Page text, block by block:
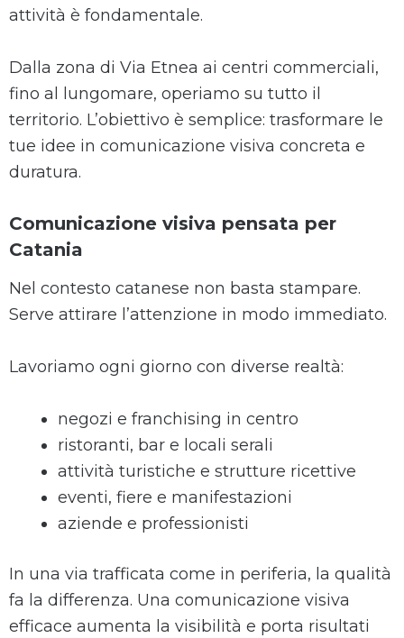
attività è fondamentale.
Dalla zona di Via Etnea ai centri commerciali,
fino al lungomare, operiamo su tutto il
territorio. L’obiettivo è semplice: trasformare le
tue idee in comunicazione visiva concreta e
duratura.
Comunicazione visiva pensata per
Catania
Nel contesto catanese non basta stampare.
Serve attirare l’attenzione in modo immediato.
Lavoriamo ogni giorno con diverse realtà:
negozi e franchising in centro
ristoranti, bar e locali serali
attività turistiche e strutture ricettive
eventi, fiere e manifestazioni
aziende e professionisti
In una via trafficata come in periferia, la qualità
fa la differenza. Una comunicazione visiva
efficace aumenta la visibilità e porta risultati